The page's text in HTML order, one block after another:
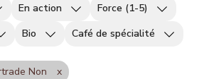
En action
Force (1-5)
Bio Café de spécialité
Non